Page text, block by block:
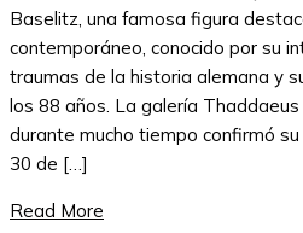
Baselitz, una famosa figura
contemporáneo, conocido por su
traumas de la historia alemana y
los 88 años. La galería
durante mucho tiempo confirmó
30 de […]
Read More